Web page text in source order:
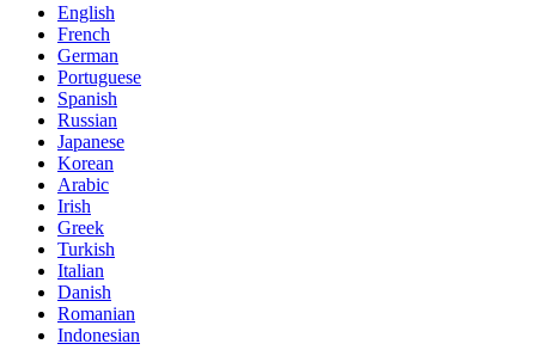
English
French
German
Portuguese
Spanish
Russian
Japanese
Korean
Arabic
Irish
Greek
Turkish
Italian
Danish
Romanian
Indonesian